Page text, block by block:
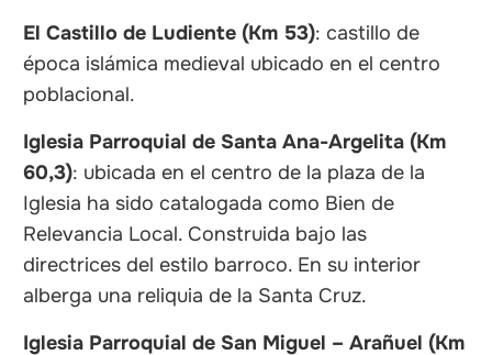
El Castillo de Ludiente (Km 53): castillo de
época islámica medieval ubicado en el centro
poblacional.
Iglesia Parroquial de Santa Ana-Argelita (Km
60,3): ubicada en el centro de la plaza de la
Iglesia ha sido catalogada como Bien de
Relevancia Local. Construida bajo las
directrices del estilo barroco. En su interior
alberga una reliquia de la Santa Cruz.
Iglesia Parroquial de San Miguel – Arañuel (Km